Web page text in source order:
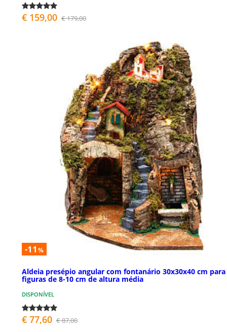
€ 159,00 € 179,00
-11 %
Aldeia presépio angular com fontanário 30x30x40 cm para
figuras de 8-10 cm de altura média
DISPONÍVEL
€ 77,60 € 87,00